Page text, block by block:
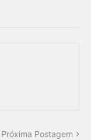
Próxima Postagem